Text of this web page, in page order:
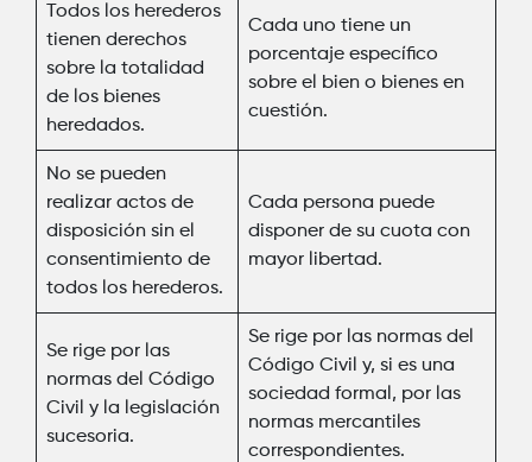
Todos los herederos
tienen derechos
sobre la totalidad
de los bienes
heredados.
Cada uno tiene un
porcentaje específico
sobre el bien o bienes en
cuestión.
No se pueden
realizar actos de
disposición sin el
consentimiento de
todos los herederos.
Cada persona puede
disponer de su cuota con
mayor libertad.
Se rige por las
normas del Código
Civil y la legislación
sucesoria.
Se rige por las normas del
Código Civil y, si es una
sociedad formal, por las
normas mercantiles
correspondientes.